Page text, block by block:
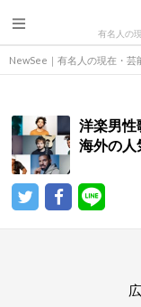
有名人の
NewSee｜有名人の現在・芸
洋楽男性
海外の人